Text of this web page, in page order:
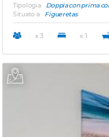
Tipologia
Doppia con prima
Situato a
Figueretas
x 3 x 1